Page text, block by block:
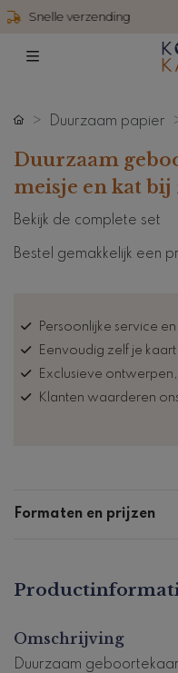
Duurzaam papier
Duurzaam
meisje en kat
Bekijk de complete set
Bestel gemakkelijk een
Persoonlijke service
Eenvoudig zelf je
Exclusieve
Klanten waarderen
Formaten en prijzen
Omschrijving
Duurzaam